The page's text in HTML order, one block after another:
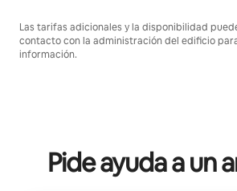
Las tarifas adicionales y la disponibilidad
contacto con la administración del edificio
información.
Pide ayuda a un